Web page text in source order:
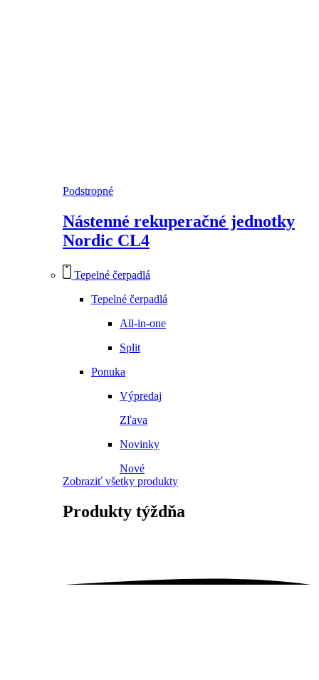
Podstropné
Nástenné rekuperačné jednotky
Nordic CL4
Tepelné čerpadlá
Tepelné čerpadlá
All-in-one
Split
Ponuka
Výpredaj
Zľava
Novinky
Nové
Zobraziť všetky produkty
Produkty týždňa